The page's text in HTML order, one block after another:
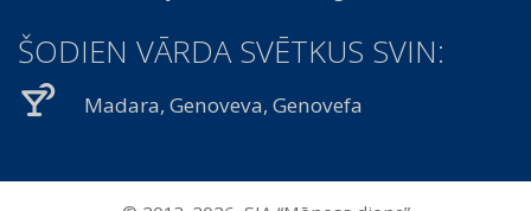
ŠODIEN VĀRDA SVĒTKUS SVIN:
Madara, Genoveva, Genovefa